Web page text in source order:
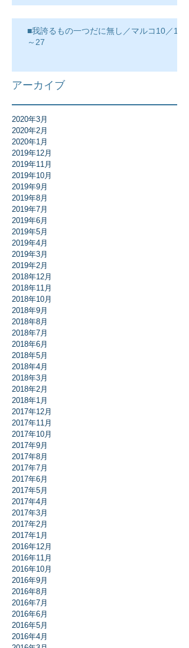
■我誇るもの一つだに無し／マルコ10／17
～27
アーカイブ
2020年3月
2020年2月
2020年1月
2019年12月
2019年11月
2019年10月
2019年9月
2019年8月
2019年7月
2019年6月
2019年5月
2019年4月
2019年3月
2019年2月
2018年12月
2018年11月
2018年10月
2018年9月
2018年8月
2018年7月
2018年6月
2018年5月
2018年4月
2018年3月
2018年2月
2018年1月
2017年12月
2017年11月
2017年10月
2017年9月
2017年8月
2017年7月
2017年6月
2017年5月
2017年4月
2017年3月
2017年2月
2017年1月
2016年12月
2016年11月
2016年10月
2016年9月
2016年8月
2016年7月
2016年6月
2016年5月
2016年4月